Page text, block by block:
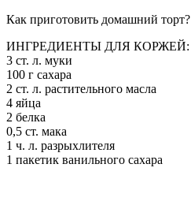
Как приготовить домашний торт?
ИНГРЕДИЕНТЫ ДЛЯ КОРЖЕЙ:
3 ст. л. муки
100 г сахара
2 ст. л. растительного масла
4 яйца
2 белка
0,5 ст. мака
1 ч. л. разрыхлителя
1 пакетик ванильного сахара